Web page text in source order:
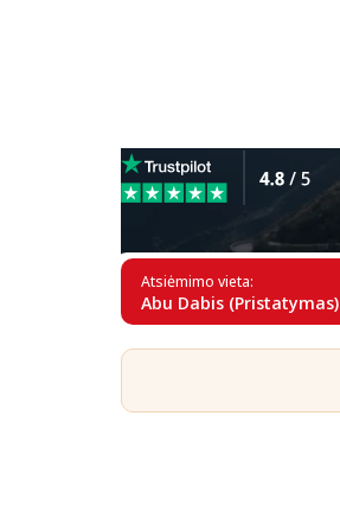
Atsiėmimo vieta:
Abu Dabis (Pristatymas)